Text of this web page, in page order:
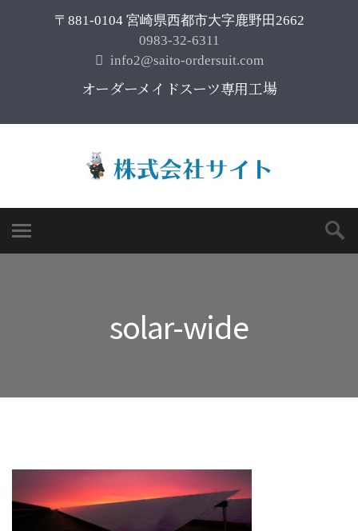
〒881-0104 宮崎県西都市大字鹿野田2662
0983-32-6311
info2@saito-ordersuit.com
オーダーメイドスーツ専用工場
solar-wide